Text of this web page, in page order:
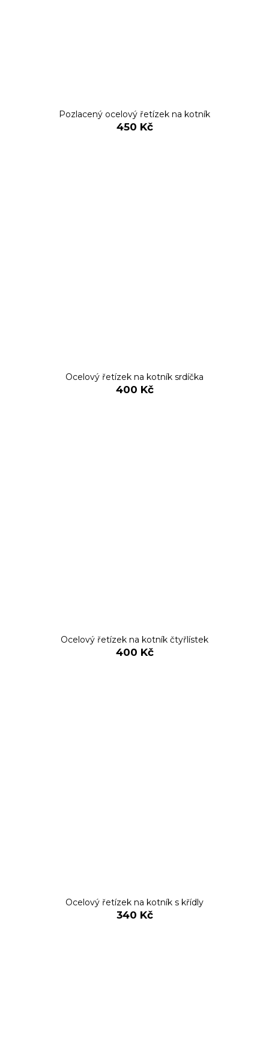
Pozlacený ocelový řetízek na kotník
450 Kč
Ocelový řetízek na kotník srdíčka
400 Kč
Ocelový řetízek na kotník čtyřlístek
400 Kč
Ocelový řetízek na kotník s křídly
340 Kč